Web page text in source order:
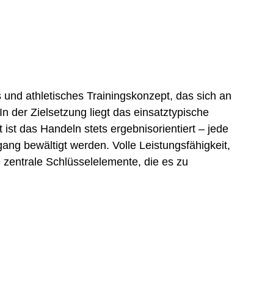
athletisches Trainingskonzept, das sich an
der Zielsetzung liegt das einsatztypische
das Handeln stets ergebnisorientiert – jede
bewältigt werden. Volle Leistungsfähigkeit,
Schlüsselelemente, die es zu